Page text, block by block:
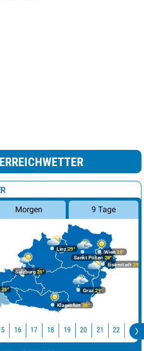
Morgen 9 Tage
Graz29°
25°
Klagenfurt 28°
Linz29°
Salzburg26°
Wien 28°
Eisenstadt 29°
Sankt Pölten 28°
16 17 18 19 20 21 22 23